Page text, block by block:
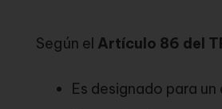
Según el Artículo 86 del
Es designado para